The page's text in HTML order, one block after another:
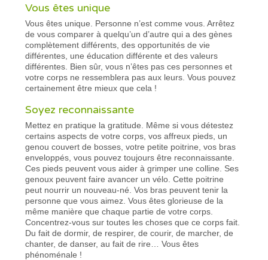
Vous êtes unique
Vous êtes unique. Personne n’est comme vous. Arrêtez
de vous comparer à quelqu’un d’autre qui a des gènes
complètement différents, des opportunités de vie
différentes, une éducation différente et des valeurs
différentes. Bien sûr, vous n’êtes pas ces personnes et
votre corps ne ressemblera pas aux leurs. Vous pouvez
certainement être mieux que cela !
Soyez reconnaissante
Mettez en pratique la gratitude. Même si vous détestez
certains aspects de votre corps, vos affreux pieds, un
genou couvert de bosses, votre petite poitrine, vos bras
enveloppés, vous pouvez toujours être reconnaissante.
Ces pieds peuvent vous aider à grimper une colline. Ses
genoux peuvent faire avancer un vélo. Cette poitrine
peut nourrir un nouveau-né. Vos bras peuvent tenir la
personne que vous aimez. Vous êtes glorieuse de la
même manière que chaque partie de votre corps.
Concentrez-vous sur toutes les choses que ce corps fait.
Du fait de dormir, de respirer, de courir, de marcher, de
chanter, de danser, au fait de rire… Vous êtes
phénoménale !